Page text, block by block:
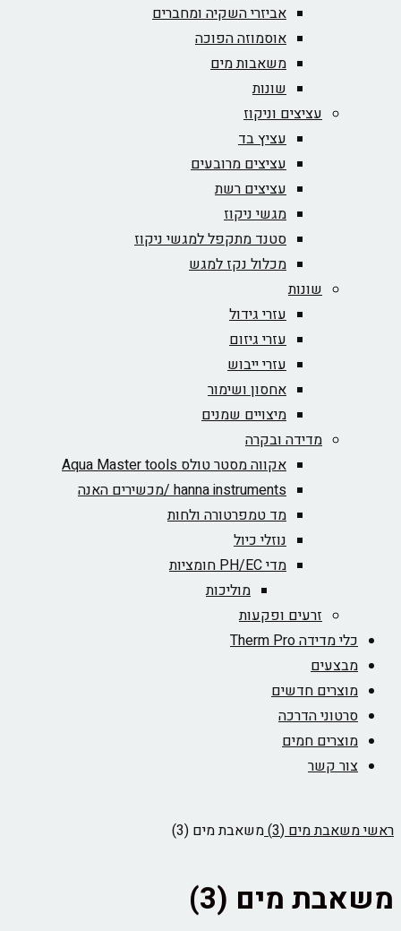
אביזרי השקיה ומחברים
אוסמוזה הפוכה
משאבות מים
שונות
עציצים וניקוז
עציץ בד
עציצים מרובעים
עציצים רשת
מגשי ניקוז
סטנד מתקפל למגשי ניקוז
מכלול נקז למגש
שונות
עזרי גידול
עזרי גיזום
עזרי ייבוש
אחסון ושימור
מיצויים שמנים
מדידה ובקרה
אקווה מסטר טולס Aqua Master tools
hanna instruments /מכשירים האנה
מד טמפרטורה ולחות
נוזלי כיול
מדי PH/EC חומציות
מוליכות
זרעים ופקעות
כלי מדידה Therm Pro
מבצעים
מוצרים חדשים
סרטוני הדרכה
מוצרים חמים
צור קשר
ראשימשאבת מים (3) משאבת מים (3)
משאבת מים (3)